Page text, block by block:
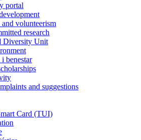
portal
volunteerism
research
Diversity Unit
benestar
and suggestions
Card (TUI)